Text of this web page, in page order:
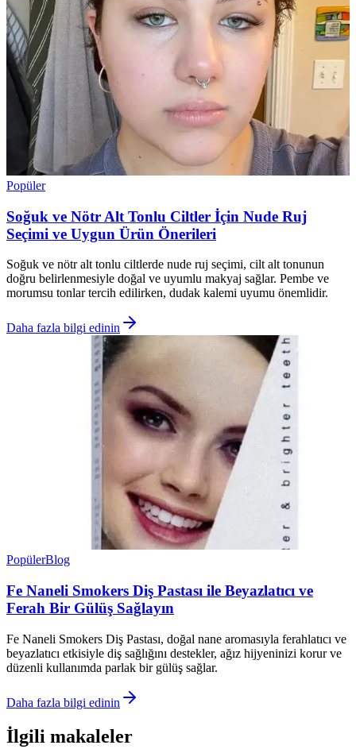
Popüler
Soğuk ve Nötr Alt Tonlu Ciltler İçin Nude Ruj
Seçimi ve Uygun Ürün Önerileri
Soğuk ve nötr alt tonlu ciltlerde nude ruj seçimi, cilt alt tonunun
doğru belirlenmesiyle doğal ve uyumlu makyaj sağlar. Pembe ve
morumsu tonlar tercih edilirken, dudak kalemi uyumu önemlidir.
Daha fazla bilgi edinin
PopülerBlog
Fe Naneli Smokers Diş Pastası ile Beyazlatıcı ve
Ferah Bir Gülüş Sağlayın
Fe Naneli Smokers Diş Pastası, doğal nane aromasıyla ferahlatıcı ve
beyazlatıcı etkisiyle diş sağlığını destekler, ağız hijyeninizi korur ve
düzenli kullanımda parlak bir gülüş sağlar.
Daha fazla bilgi edinin
İlgili makaleler